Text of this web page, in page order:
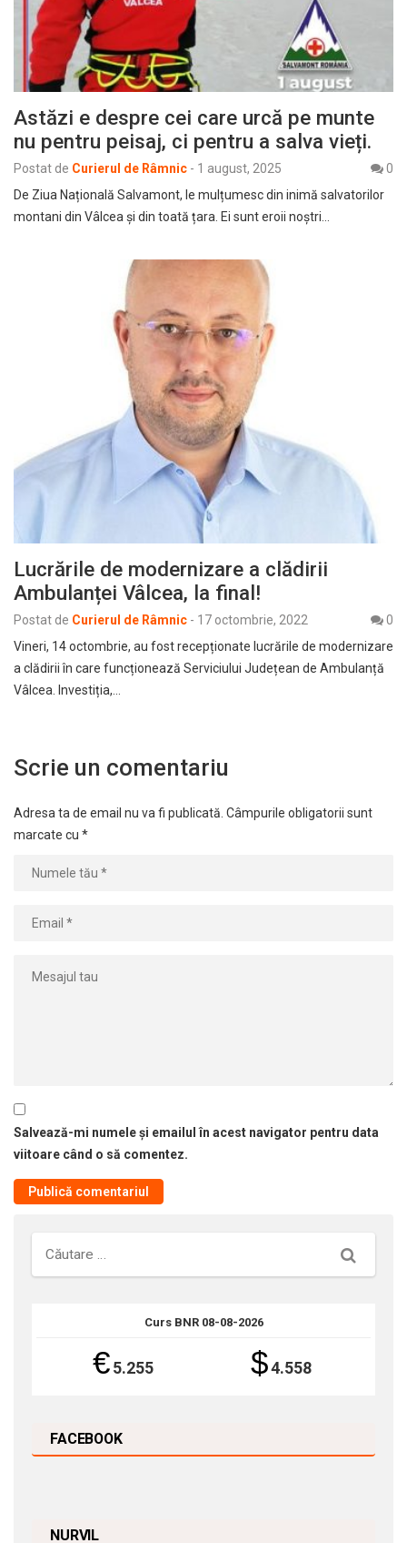
Astăzi e despre cei care urcă pe munte
nu pentru peisaj, ci pentru a salva vieți.
Postat de Curierul de Râmnic - 1 august, 2025
0
De Ziua Națională Salvamont, le mulțumesc din inimă salvatorilor
montani din Vâlcea și din toată țara. Ei sunt eroii noștri…
Lucrările de modernizare a clădirii
Ambulanței Vâlcea, la final!
Postat de Curierul de Râmnic - 17 octombrie, 2022
0
Vineri, 14 octombrie, au fost recepționate lucrările de modernizare
a clădirii în care funcționează Serviciului Județean de Ambulanță
Vâlcea. Investiția,…
Scrie un comentariu
Adresa ta de email nu va fi publicată. Câmpurile obligatorii sunt
marcate cu *
Salvează-mi numele și emailul în acest navigator pentru data
viitoare când o să comentez.
Căutare
Curs BNR 08-08-2026
€5.255 $4.558
FACEBOOK
NURVIL